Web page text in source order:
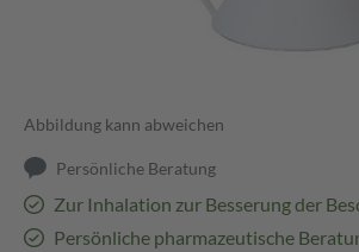
Abbildung kann abweichen
Persönliche Beratung
Zur Inhalation zur Besserung der
Persönliche pharmazeutische